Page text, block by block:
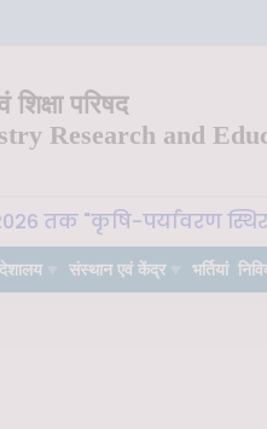
परिषद
Research and
"कृषि-पर्यावरण स्थिरता
संस्थान एवं केंद्र भर्तियां